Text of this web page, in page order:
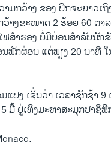
ມກວ້າງ ຂອງ ປີກຈະຍາວເ
າງຂະໜາດ ​2 ຮ້ອຍ 60 ຕາ
ສຳຮອງ ບໍ່ມີບ່ອນສຳລັບນັກ
ພັກ​ຜ່ອນ ແຕ່​ພຽງ 20 ນາທີ
ປງ​ ເຊັ່ນວ່າ ເວລາຊັກຊ້າ 9
ມື້ ຢູ່​ເທິງ​ມະຫາ​ສະ​ມຸກ​ປາຊິ​ຟິ